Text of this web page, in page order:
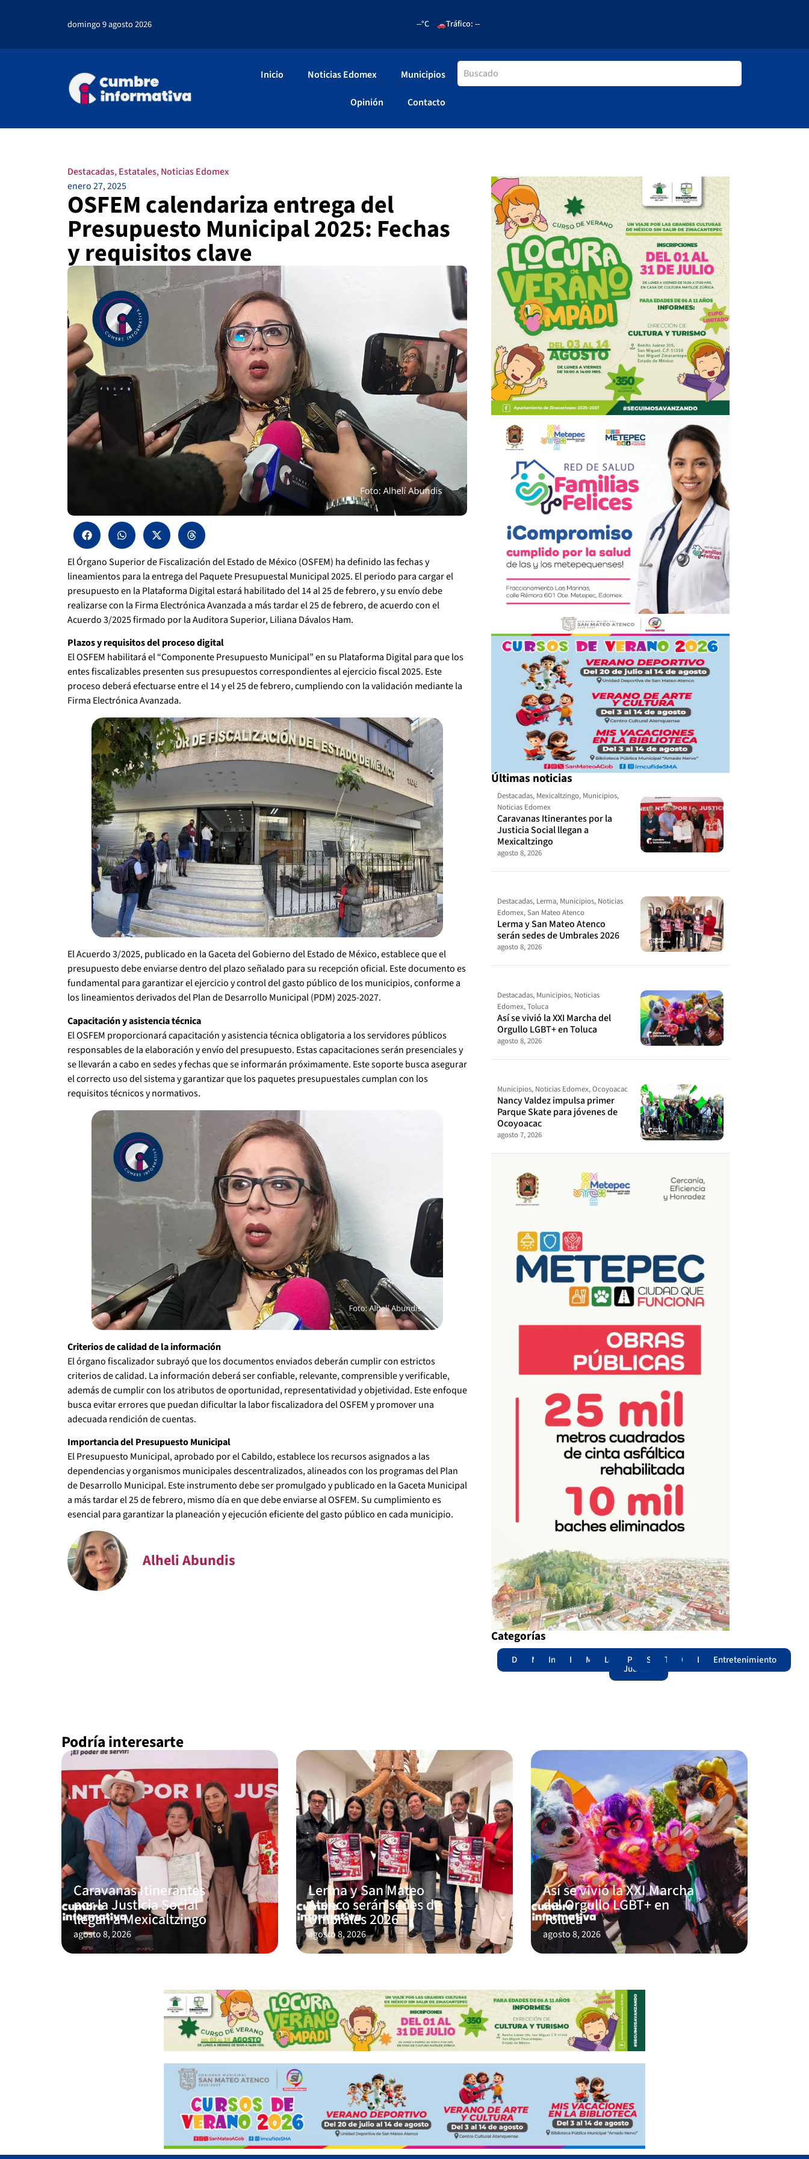
domingo 9 agosto 2026 --°C Tráfico: --
Inicio Noticias Edomex Municipios
Opinión Contacto
Destacadas,Estatales,Noticias Edomex
enero 27, 2025
OSFEM calendariza entrega del
Presupuesto Municipal 2025: Fechas
y requisitos clave
El Órgano Superior de Fiscalización del Estado de México (OSFEM) ha definido las fechas y
lineamientos para la entrega del Paquete Presupuestal Municipal 2025. El periodo para cargar el
presupuesto en la Plataforma Digital estará habilitado del 14 al 25 de febrero, y su envío debe
realizarse con la Firma Electrónica Avanzada a más tardar el 25 de febrero, de acuerdo con el
Acuerdo 3/2025 firmado por la Auditora Superior, Liliana Dávalos Ham.
Plazos y requisitos del proceso digital
El OSFEM habilitará el “Componente Presupuesto Municipal” en su Plataforma Digital para que los
entes fiscalizables presenten sus presupuestos correspondientes al ejercicio fiscal 2025. Este
proceso deberá efectuarse entre el 14 y el 25 de febrero, cumpliendo con la validación mediante la
Firma Electrónica Avanzada.
El Acuerdo 3/2025, publicado en la Gaceta del Gobierno del Estado de México, establece que el
presupuesto debe enviarse dentro del plazo señalado para su recepción oficial. Este documento es
fundamental para garantizar el ejercicio y control del gasto público de los municipios, conforme a
los lineamientos derivados del Plan de Desarrollo Municipal (PDM) 2025-2027.
Capacitación y asistencia técnica
El OSFEM proporcionará capacitación y asistencia técnica obligatoria a los servidores públicos
responsables de la elaboración y envío del presupuesto. Estas capacitaciones serán presenciales y
se llevarán a cabo en sedes y fechas que se informarán próximamente. Este soporte busca asegurar
el correcto uso del sistema y garantizar que los paquetes presupuestales cumplan con los
requisitos técnicos y normativos.
Criterios de calidad de la información
El órgano fiscalizador subrayó que los documentos enviados deberán cumplir con estrictos
criterios de calidad. La información deberá ser confiable, relevante, comprensible y verificable,
además de cumplir con los atributos de oportunidad, representatividad y objetividad. Este enfoque
busca evitar errores que puedan dificultar la labor fiscalizadora del OSFEM y promover una
adecuada rendición de cuentas.
Importancia del Presupuesto Municipal
El Presupuesto Municipal, aprobado por el Cabildo, establece los recursos asignados a las
dependencias y organismos municipales descentralizados, alineados con los programas del Plan
de Desarrollo Municipal. Este instrumento debe ser promulgado y publicado en la Gaceta Municipal
a más tardar el 25 de febrero, mismo día en que debe enviarse al OSFEM. Su cumplimiento es
esencial para garantizar la planeación y ejecución eficiente del gasto público en cada municipio.
Alheli Abundis
Últimas noticias
Destacadas, Mexicaltzingo, Municipios,
Noticias Edomex
Caravanas Itinerantes por la
Justicia Social llegan a
Mexicaltzingo
agosto 8, 2026
Destacadas, Lerma, Municipios, Noticias
Edomex,San Mateo Atenco
Lerma y San Mateo Atenco
serán sedes de Umbrales 2026
agosto 8, 2026
Destacadas, Municipios, Noticias
Edomex,Toluca
Así se vivió la XXI Marcha del
Orgullo LGBT+ en Toluca
agosto 8, 2026
Municipios, Noticias Edomex,Ocoyoacac
Nancy Valdez impulsa primer
Parque Skate para jóvenes de
Ocoyoacac
agosto 7, 2026
Categorías
Destacadas
NacionalInternacional
EdomexMunicipiosLegislatura
Poder
Judicial
SeguridadTrámites
OpiniónLomitosEntretenimiento
Podría interesarte
Caravanas Itinerantes
por la Justicia Social
llegan a Mexicaltzingo
agosto 8, 2026
Lerma y San Mateo
Atenco serán sedes de
Umbrales 2026
agosto 8, 2026
Así se vivió la XXI Marcha
del Orgullo LGBT+ en
Toluca
agosto 8, 2026